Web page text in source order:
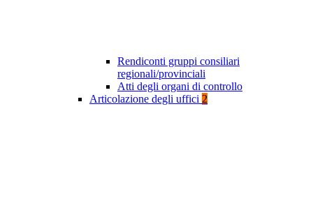
Rendiconti gruppi consiliari
regionali/provinciali
Atti degli organi di controllo
Articolazione degli uffici 2